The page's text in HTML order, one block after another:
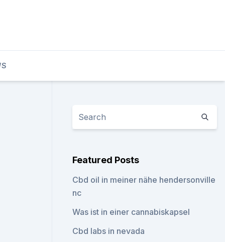
Featured Posts
Cbd oil in meiner nähe hendersonville
nc
Was ist in einer cannabiskapsel
Cbd labs in nevada